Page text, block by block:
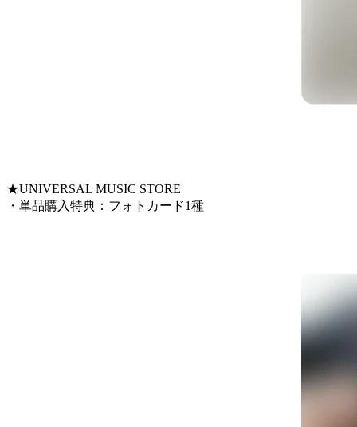
★UNIVERSAL MUSIC STORE
・単品購入特典：フォトカード1種